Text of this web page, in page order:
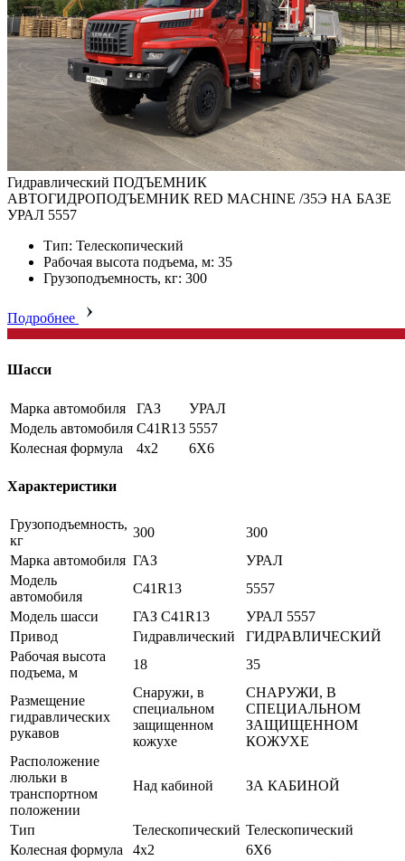
Гидравлический ПОДЪЕМНИК
АВТОГИДРОПОДЪЕМНИК RED MACHINE /35Э НА БАЗЕ
УРАЛ 5557
Тип: Телескопический
Рабочая высота подъема, м: 35
Грузоподъемность, кг: 300
Подробнее
Шасси
Марка автомобиля ГАЗ
УРАЛ
Модель автомобиля C41R13 5557
Колесная формула
4x2 6X6
Характеристики
Грузоподъемность,
кг
300
300
Марка автомобиля ГАЗ
УРАЛ
Модель
автомобиля
C41R13
5557
Модель шасси
ГАЗ C41R13
УРАЛ 5557
Привод
Гидравлический
ГИДРАВЛИЧЕСКИЙ
Рабочая высота
подъема, м
18 35
Размещение
гидравлических
рукавов
Снаружи, в
специальном
защищенном
кожухе
СНАРУЖИ, В
СПЕЦИАЛЬНОМ
ЗАЩИЩЕННОМ
КОЖУХЕ
Расположение
люльки в
транспортном
положении
Над кабиной ЗА КАБИНОЙ
Тип Телескопический Телескопический
Колесная формула
4x2
6X6